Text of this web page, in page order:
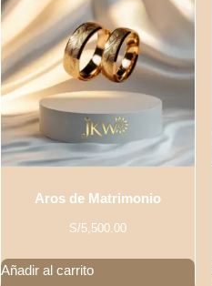
Aros de Matrimonio
S/5,500.00
Añadir al carrito